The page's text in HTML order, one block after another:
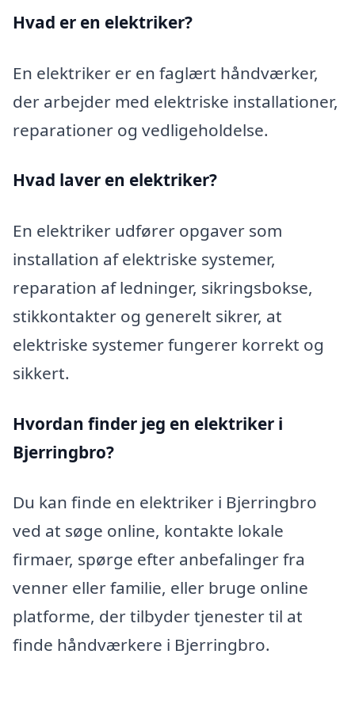
Hvad er en elektriker?
En elektriker er en faglært håndværker,
der arbejder med elektriske installationer,
reparationer og vedligeholdelse.
Hvad laver en elektriker?
En elektriker udfører opgaver som
installation af elektriske systemer,
reparation af ledninger, sikringsbokse,
stikkontakter og generelt sikrer, at
elektriske systemer fungerer korrekt og
sikkert.
Hvordan finder jeg en elektriker i
Bjerringbro?
Du kan finde en elektriker i Bjerringbro
ved at søge online, kontakte lokale
firmaer, spørge efter anbefalinger fra
venner eller familie, eller bruge online
platforme, der tilbyder tjenester til at
finde håndværkere i Bjerringbro.